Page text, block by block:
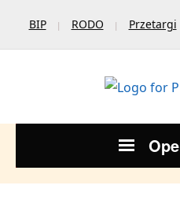
BIP RODO Przetargi